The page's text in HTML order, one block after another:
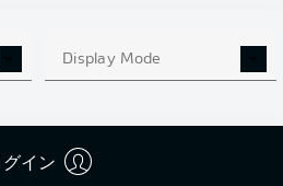
Display Mode
グイン